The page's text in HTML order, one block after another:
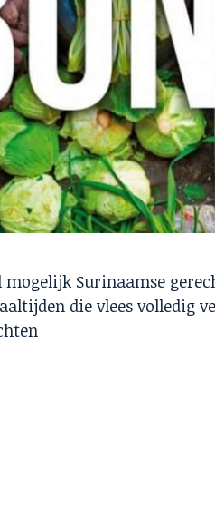
Surinaamse
die vlees volledig